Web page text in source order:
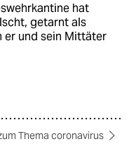
hat
getarnt als
er und sein Mittäter
Thema coronavirus